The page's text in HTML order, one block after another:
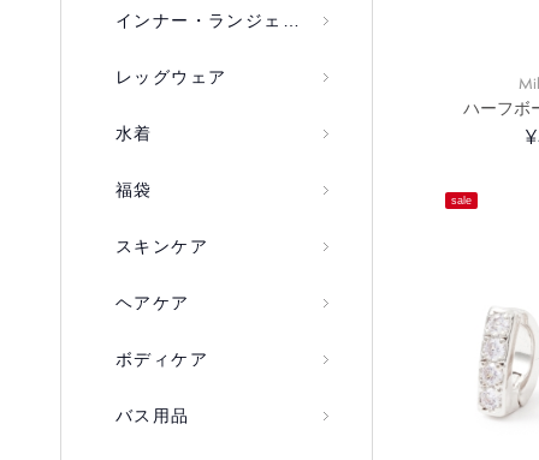
インナー・ランジェリー
レッグウェア
水着
福袋
スキンケア
ヘアケア
ボディケア
バス用品
ハーフボ
sale